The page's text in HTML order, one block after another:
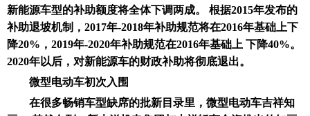
新能源车型的补助额度将全体下调两成。 根据2015年发布的
补助退坡机制，2017年-2018年补助规范将在2016年基础上下
降20%，2019年-2020年补助规范在2016年基础上 下降40%。
2020年以后，对新能源车的财政补助将彻底退出。
微型电动车初次入围
在很多畅销车型缺席的批新目录里，微型电动车吉祥知